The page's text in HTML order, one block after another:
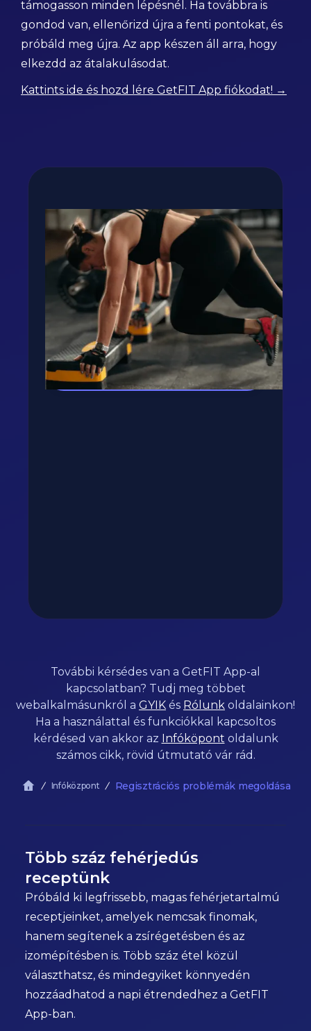
támogasson minden lépésnél. Ha továbbra is
gondod van, ellenőrizd újra a fenti pontokat, és
próbáld meg újra. Az app készen áll arra, hogy
elkezdd az átalakulásodat.
Kattints ide és hozd lére GetFIT App fiókodat! →
Fogyj, izmosodj te is a
GetFIT App-al!
Kalória és tápanyag terv, több száz recept,
edzés vár rád appunkban - kattints a
gombra, rakjuk össze tervedet!
Kipróbálom az appot! →
További kérsédes van a GetFIT App-al
kapcsolatban? Tudj meg többet
webalkalmásunkról a GYIK és Rólunk oldalainkon!
Ha a használattal és funkciókkal kapcsoltos
kérdésed van akkor az Infóköpont oldalunk
számos cikk, rövid útmutató vár rád.
Infóközpont Regisztrációs problémák megoldása
Több száz fehérjedús
receptünk
Próbáld ki legfrissebb, magas fehérjetartalmú
receptjeinket, amelyek nemcsak finomak,
hanem segítenek a zsírégetésben és az
izomépítésben is. Több száz étel közül
választhatsz, és mindegyiket könnyedén
hozzáadhatod a napi étrendedhez a GetFIT
App-ban.